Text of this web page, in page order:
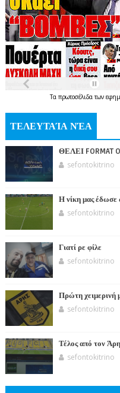
Τα πρωτοσέλιδατων
ΤΕΛΕΥΤΑΊΑ ΝΈΑ
ΘΕΛΕΙ FORMAT
sefontokitrino
Η νίκη μας
sefontokitrino
Γιατί ρε φίλε
sefontokitrino
Πρώτη χειμερινή
sefontokitrino
Τέλος από τον
sefontokitrino